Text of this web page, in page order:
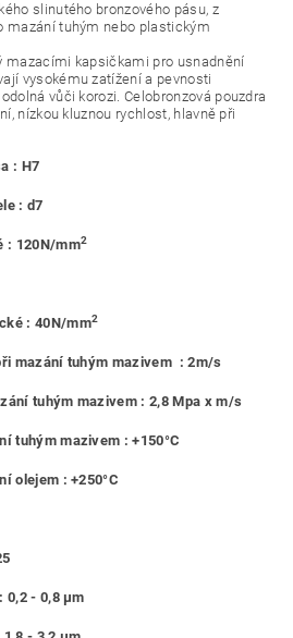
slinutého bronzového pásu, z
mazání tuhým nebo plastickým
mazacími kapsičkami pro usnadnění
vysokému zatížení a pevnosti
vůči korozi. Celobronzová pouzdra
nízkou kluznou rychlost, hlavně při
: H7
: d7
: 120N/mm2
: 40N/mm2
mazání tuhým mazivem : 2m/s
tuhým mazivem : 2,8 Mpa x m/s
tuhým mazivem : +150°C
olejem : +250°C
0,2 - 0,8 μm